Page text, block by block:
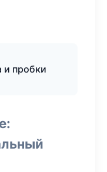
и пробки